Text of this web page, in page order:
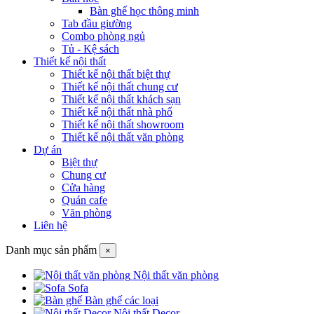
Bàn ghế học thông minh
Tab đầu giường
Combo phòng ngủ
Tủ - Kệ sách
Thiết kế nội thất
Thiết kế nội thất biệt thự
Thiết kế nội thất chung cư
Thiết kế nội thất khách sạn
Thiết kế nội thất nhà phố
Thiết kế nội thất showroom
Thiết kế nội thất văn phòng
Dự án
Biệt thự
Chung cư
Cửa hàng
Quán cafe
Văn phòng
Liên hệ
Danh mục sản phẩm ×
Nội thất văn phòng
Sofa
Bàn ghế các loại